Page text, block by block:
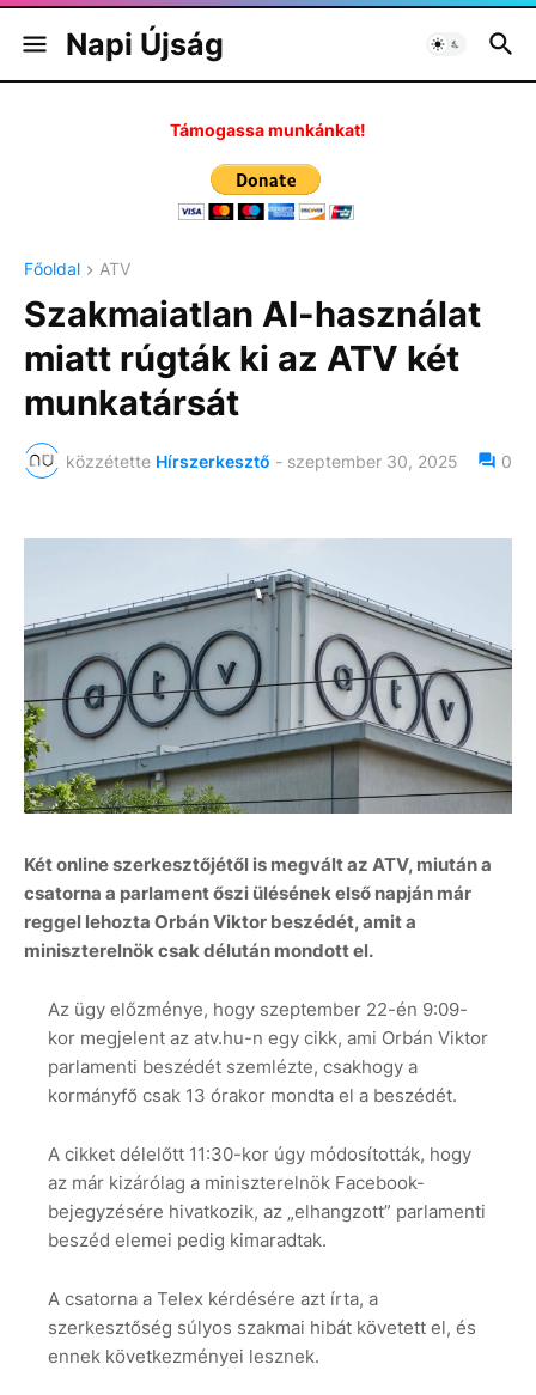
Napi Újság
Támogassa munkánkat!
Főoldal ATV
Szakmaiatlan AI-használat
miatt rúgták ki az ATV két
munkatársát
közzétette Hírszerkesztő - szeptember 30, 2025 0
Két online szerkesztőjétől is megvált az ATV, miután a
csatorna a parlament őszi ülésének első napján már
reggel lehozta Orbán Viktor beszédét, amit a
miniszterelnök csak délután mondott el.
Az ügy előzménye, hogy szeptember 22-én 9:09-
kor megjelent az atv.hu-n egy cikk, ami Orbán Viktor
parlamenti beszédét szemlézte, csakhogy a
kormányfő csak 13 órakor mondta el a beszédét.
A cikket délelőtt 11:30-kor úgy módosították, hogy
az már kizárólag a miniszterelnök Facebook-
bejegyzésére hivatkozik, az „elhangzott” parlamenti
beszéd elemei pedig kimaradtak.
A csatorna a Telex kérdésére azt írta, a
szerkesztőség súlyos szakmai hibát követett el, és
ennek következményei lesznek.